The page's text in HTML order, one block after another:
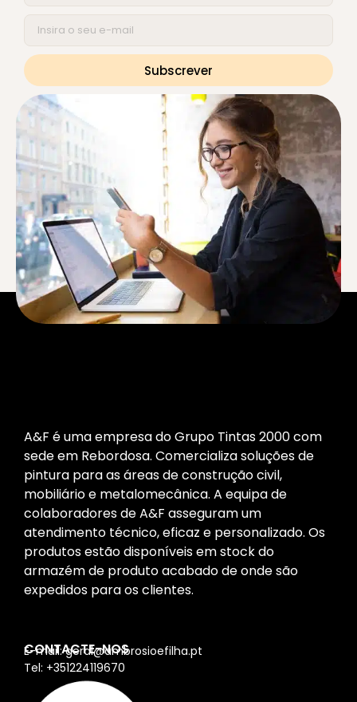
Subscrever
A&F é uma empresa do Grupo Tintas 2000 com
sede em Rebordosa. Comercializa soluções de
pintura para as áreas de construção civil,
mobiliário e metalomecânica. A equipa de
colaboradores de A&F asseguram um
atendimento técnico, eficaz e personalizado. Os
produtos estão disponíveis em stock do
armazém de produto acabado de onde são
expedidos para os clientes.
CONTACTE-NOS
E-mail: geral@ambrosioefilha.pt
Tel: +351224119670